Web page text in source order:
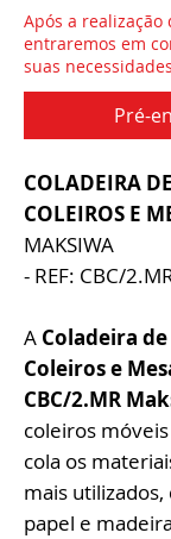
Após a
entraremos em
suas necessidades
Pré-
COLADEIRA
COLEIROS E
MAKSIWA
- REF: CBC/
A Coladeira
Coleiros e
CBC/2.MR
coleiros
cola os
mais utilizados,
papel e